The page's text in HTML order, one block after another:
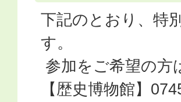
下記のとおり、特
す。
参加をご希望の方
【歴史博物館】